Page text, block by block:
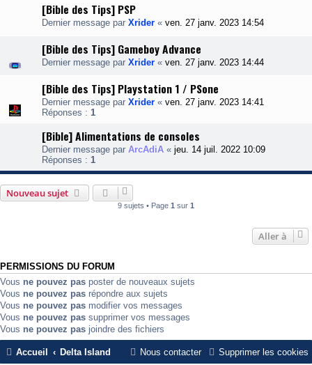
[Bible des Tips] PSP
Dernier message par Xrider « ven. 27 janv. 2023 14:54
[Bible des Tips] Gameboy Advance
Dernier message par Xrider « ven. 27 janv. 2023 14:44
[Bible des Tips] Playstation 1 / PSone
Dernier message par Xrider « ven. 27 janv. 2023 14:41
Réponses : 1
[Bible] Alimentations de consoles
Dernier message par ArcAdiA « jeu. 14 juil. 2022 10:09
Réponses : 1
Nouveau sujet
9 sujets • Page 1 sur 1
Aller à
PERMISSIONS DU FORUM
Vous ne pouvez pas poster de nouveaux sujets
Vous ne pouvez pas répondre aux sujets
Vous ne pouvez pas modifier vos messages
Vous ne pouvez pas supprimer vos messages
Vous ne pouvez pas joindre des fichiers
Accueil Delta Island Supprimer les cookies
Nous contacter